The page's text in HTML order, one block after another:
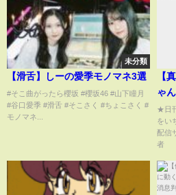
未分類
【滑舌】しーの愛季モノマネ3選
#そこ曲がったら櫻坂 #櫻坂46 #山下瞳月
#谷口愛季 #滑舌 #そこさく #ちょこさく #
モノマネ...
【
ゃ
真
★日
をい
配信
者